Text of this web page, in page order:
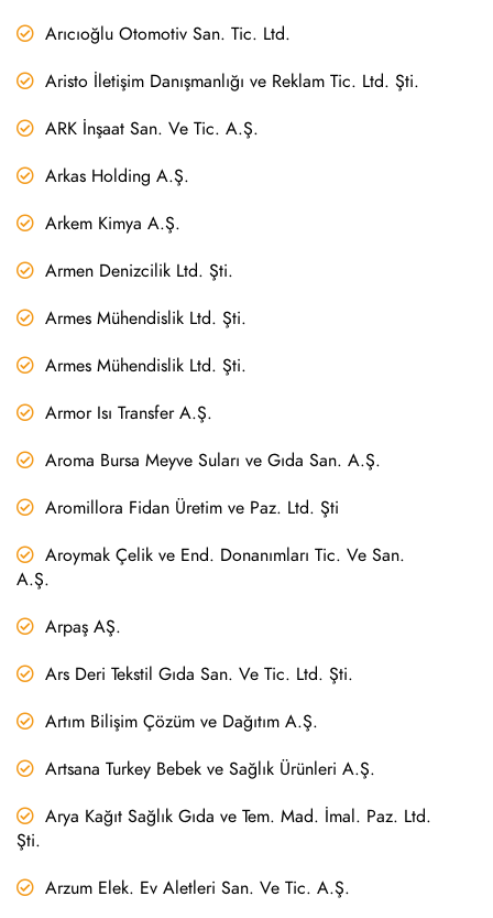
Arıcıoğlu Otomotiv San. Tic. Ltd.
Aristo İletişim Danışmanlığı ve Reklam Tic. Ltd. Şti.
ARK İnşaat San. Ve Tic. A.Ş.
Arkas Holding A.Ş.
Arkem Kimya A.Ş.
Armen Denizcilik Ltd. Şti.
Armes Mühendislik Ltd. Şti.
Armes Mühendislik Ltd. Şti.
Armor Isı Transfer A.Ş.
Aroma Bursa Meyve Suları ve Gıda San. A.Ş.
Aromillora Fidan Üretim ve Paz. Ltd. Şti
Aroymak Çelik ve End. Donanımları Tic. Ve San.
A.Ş.
Arpaş AŞ.
Ars Deri Tekstil Gıda San. Ve Tic. Ltd. Şti.
Artım Bilişim Çözüm ve Dağıtım A.Ş.
Artsana Turkey Bebek ve Sağlık Ürünleri A.Ş.
Arya Kağıt Sağlık Gıda ve Tem. Mad. İmal. Paz. Ltd.
Şti.
Arzum Elek. Ev Aletleri San. Ve Tic. A.Ş.